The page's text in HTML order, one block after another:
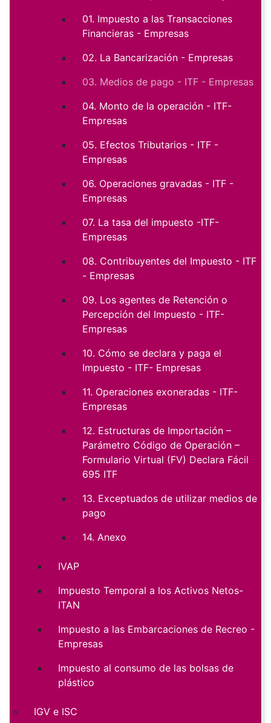
01. Impuesto a las Transacciones
Financieras - Empresas
02. La Bancarización - Empresas
03. Medios de pago - ITF - Empresas
04. Monto de la operación - ITF-
Empresas
05. Efectos Tributarios - ITF -
Empresas
06. Operaciones gravadas - ITF -
Empresas
07. La tasa del impuesto -ITF-
Empresas
08. Contribuyentes del Impuesto - ITF
- Empresas
09. Los agentes de Retención o
Percepción del Impuesto - ITF-
Empresas
10. Cómo se declara y paga el
Impuesto - ITF- Empresas
11. Operaciones exoneradas - ITF-
Empresas
12. Estructuras de Importación –
Parámetro Código de Operación –
Formulario Virtual (FV) Declara Fácil
695 ITF
13. Exceptuados de utilizar medios de
pago
14. Anexo
IVAP
Impuesto Temporal a los Activos Netos-
ITAN
Impuesto a las Embarcaciones de Recreo -
Empresas
Impuesto al consumo de las bolsas de
plástico
IGV e ISC